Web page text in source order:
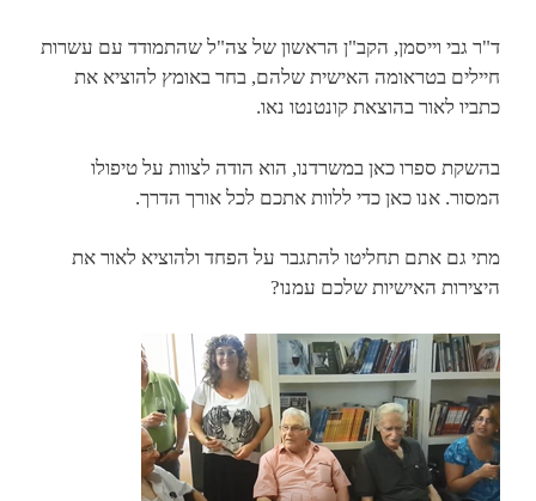
ד"ר גבי וייסמן, הקב"ן הראשון של צה"ל שהתמודד עם עשרות
חיילים בטראומה האישית שלהם, בחר באומץ להוציא את
כתביו לאור בהוצאת קונטנטו נאו.
בהשקת ספרו כאן במשרדנו, הוא הודה לצוות על טיפולו
המסור. אנו כאן כדי ללוות אתכם לכל אורך הדרך.
מתי גם אתם תחליטו להתגבר על הפחד ולהוציא לאור את
היצירות האישיות שלכם עמנו?